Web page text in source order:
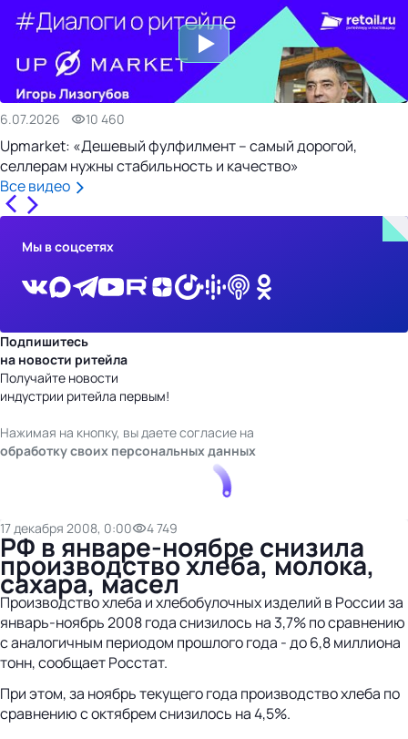
6.07.2026 10 460
Upmarket: «Дешевый фулфилмент – самый дорогой,
селлерам нужны стабильность и качество»
Все видео
Мы в соцсетях
Подпишитесь
на новости ритейла
Получайте новости
индустрии ритейла первым!
Нажимая на кнопку, вы даете согласие на
обработку своих персональных данных
17 декабря 2008, 0:00 4 749
РФ в январе-ноябре снизила
производство хлеба, молока,
сахара, масел
Производство хлеба и хлебобулочных изделий в России за
январь-ноябрь 2008 года снизилось на 3,7% по сравнению
с аналогичным периодом прошлого года - до 6,8 миллиона
тонн, сообщает Росстат.
При этом, за ноябрь текущего года производство хлеба по
сравнению с октябрем снизилось на 4,5%.